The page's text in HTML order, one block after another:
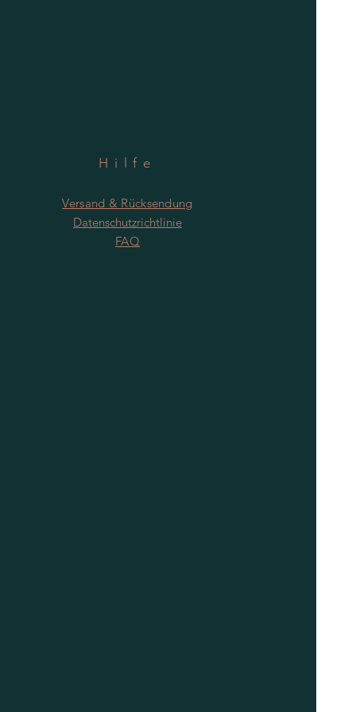
Hilfe
Versand & Rücksendung
Datenschutzrichtlinie
FAQ